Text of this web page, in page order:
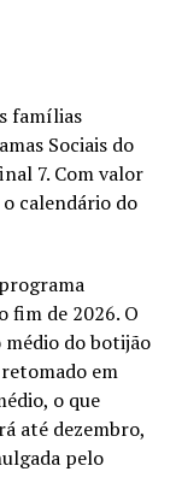
famílias
Sociais do
7. Com valor
calendário do
fim de 2026. O
médio do botijão
em
o que
até dezembro,
pelo